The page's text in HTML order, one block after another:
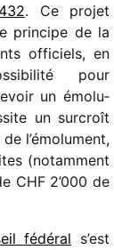
. Ce projet
prin­cipe de la
offi­ciels, en
pour
un émolu­
un surcroît
l’émolument,
(notam­ment
CHF 2’000 de
fédé­ral s’est